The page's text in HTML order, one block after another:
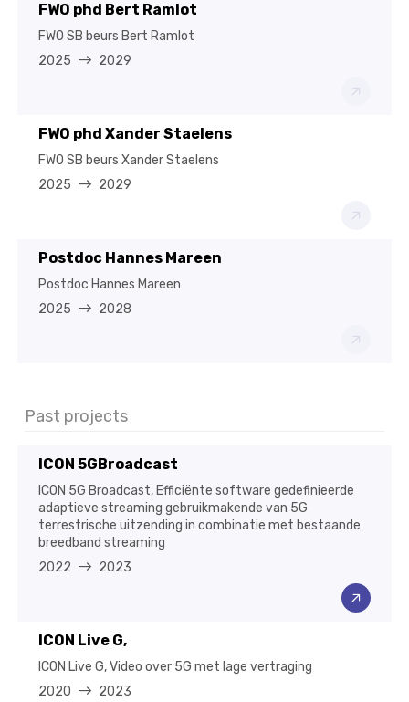
FWO phd Bert Ramlot
FWO SB beurs Bert Ramlot
2025
2029
FWO phd Xander Staelens
FWO SB beurs Xander Staelens
2025
2029
Postdoc Hannes Mareen
Postdoc Hannes Mareen
2025
2028
Past projects
ICON 5GBroadcast
ICON 5G Broadcast, Efficiënte software gedefinieerde
adaptieve streaming gebruikmakende van 5G
terrestrische uitzending in combinatie met bestaande
breedband streaming
2022
2023
ICON Live G,
ICON Live G, Video over 5G met lage vertraging
2020
2023